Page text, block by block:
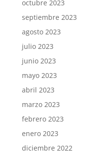
octubre 2023
septiembre 2023
agosto 2023
julio 2023
junio 2023
mayo 2023
abril 2023
marzo 2023
febrero 2023
enero 2023
diciembre 2022